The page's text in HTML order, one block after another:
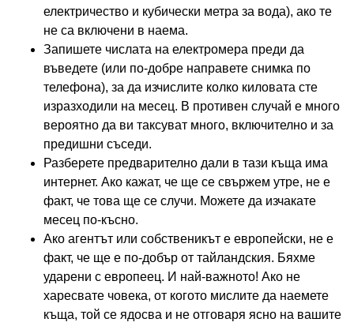
електричество и кубически метра за вода), ако те
не са включени в наема.
Запишете числата на електромера преди да
въведете (или по-добре направете снимка по
телефона), за да изчислите колко киловата сте
изразходили на месец. В противен случай е много
вероятно да ви таксуват много, включително и за
предишни съседи.
Разберете предварително дали в тази къща има
интернет. Ако кажат, че ще се свържем утре, не е
факт, че това ще се случи. Можете да изчакате
месец по-късно.
Ако агентът или собственикът е европейски, не е
факт, че ще е по-добър от тайландския. Бяхме
ударени с европеец. И най-важното! Ако не
харесвате човека, от когото мислите да наемете
къща, той се ядосва и не отговаря ясно на вашите